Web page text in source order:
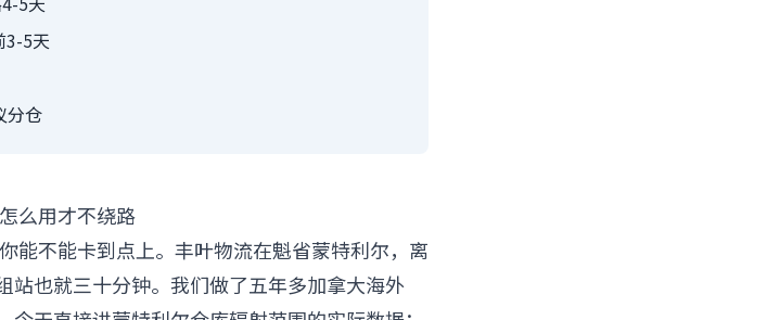
3-5天
分仓
么用才不绕路
能不能卡到点上。丰叶物流在魁省蒙特利尔，离
站也就三十分钟。我们做了五年多加拿大海外